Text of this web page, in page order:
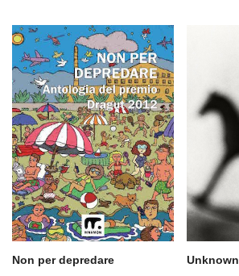
Non per depredare Unknown